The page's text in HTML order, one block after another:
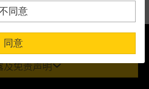
人。本网站内容无意要约或唆使
投资工具(不论在参考条款上或在
图的个别段落则属例外。
用时请考虑个人风险
同意
同意
可靠之来源，且均以真诚提供。然
No. AAC 534)(「 MCL 」)不作陈
及免责声明